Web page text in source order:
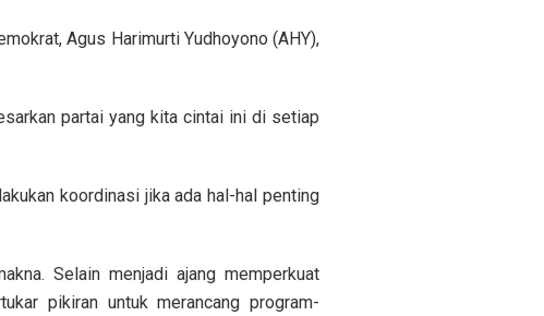
Agus Harimurti Yudhoyono (AHY),
partai yang kita cintai ini di setiap
koordinasi jika ada hal-hal penting
Selain menjadi ajang memperkuat
pikiran untuk merancang program-